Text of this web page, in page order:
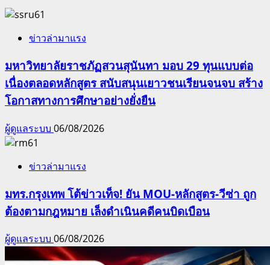
ข่าวล่ามาแรง
มหาวิทยาลัยราชภัฏสวนสุนันทา มอบ 29 ทุนแบบต่อ
เนื่องตลอดหลักสูตร สนับสนุนเยาวชนเรียนจนจบ สร้าง
โอกาสทางการศึกษาอย่างยั่งยืน
ผู้ดูแลระบบ 06/08/2026
ข่าวล่ามาแรง
มทร.กรุงเทพ โต้ข่าวเท็จ! ยัน MOU-หลักสูตร-วีซ่า ถูก
ต้องตามกฎหมาย เล็งดำเนินคดีคนบิดเบือน
ผู้ดูแลระบบ 06/08/2026